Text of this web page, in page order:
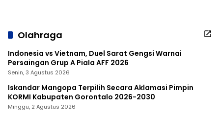
Olahraga
Indonesia vs Vietnam, Duel Sarat Gengsi Warnai
Persaingan Grup A Piala AFF 2026
Senin, 3 Agustus 2026
Iskandar Mangopa Terpilih Secara Aklamasi Pimpin
KORMI Kabupaten Gorontalo 2026-2030
Minggu, 2 Agustus 2026